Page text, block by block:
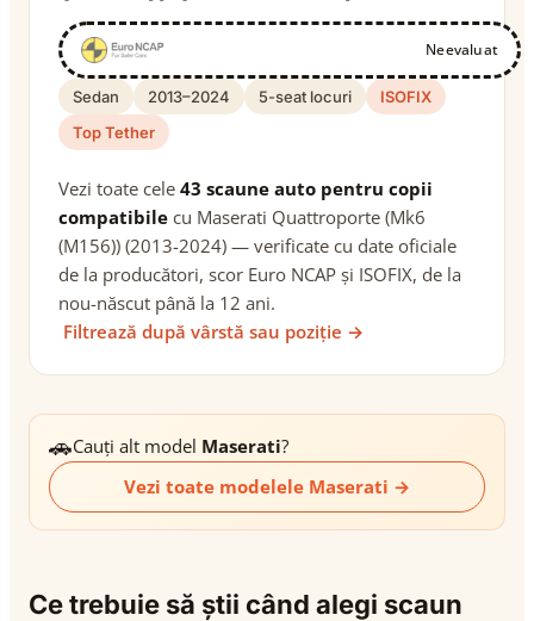
Neevaluat
Sedan 2013–2024 5-seat locuri
ISOFIX
Top Tether
Vezi toate cele 43 scaune auto pentru copii
compatibile cu Maserati Quattroporte (Mk6
(M156)) (2013-2024) — verificate cu date oficiale
de la producători, scor Euro NCAP și ISOFIX, de la
nou-născut până la 12 ani.
Filtrează după vârstă sau poziție →
🚗Cauți alt model Maserati?
Vezi toate modelele Maserati →
Ce trebuie să știi când alegi scaun